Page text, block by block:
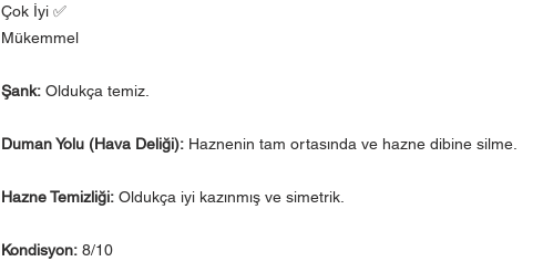
Çok İyi ✅
Mükemmel
Şank: Oldukça temiz.
Duman Yolu (Hava Deliği): Haznenin tam ortasında ve hazne dibine silme.
Hazne Temizliği: Oldukça iyi kazınmış ve simetrik.
Kondisyon: 8/10